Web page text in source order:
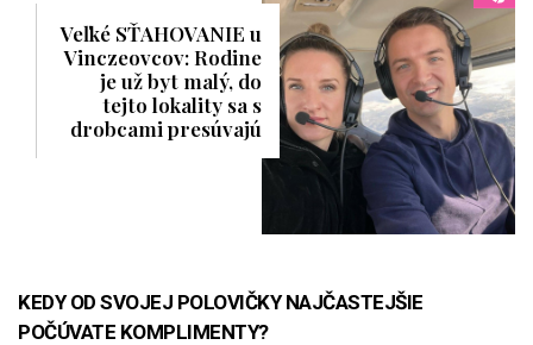
Veľké SŤAHOVANIE u
Vinczeovcov: Rodine
je už byt malý, do
tejto lokality sa s
drobcami presúvajú
KEDY OD SVOJEJ POLOVIČKY NAJČASTEJŠIE
POČÚVATE KOMPLIMENTY?